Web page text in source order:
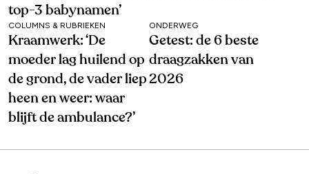
top-3 babynamen’
COLUMNS & RUBRIEKEN
Kraamwerk: ‘De
moeder lag huilend op
de grond, de vader liep
heen en weer: waar
blijft de ambulance?’
ONDERWEG
Getest: de 6 beste
draagzakken van
2026